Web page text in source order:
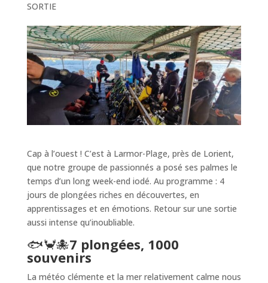
SORTIE
Cap à l’ouest ! C’est à Larmor-Plage, près de Lorient,
que notre groupe de passionnés a posé ses palmes le
temps d’un long week-end iodé. Au programme : 4
jours de plongées riches en découvertes, en
apprentissages et en émotions. Retour sur une sortie
aussi intense qu’inoubliable.
🐟🦀🐙7 plongées, 1000
souvenirs
La météo clémente et la mer relativement calme nous